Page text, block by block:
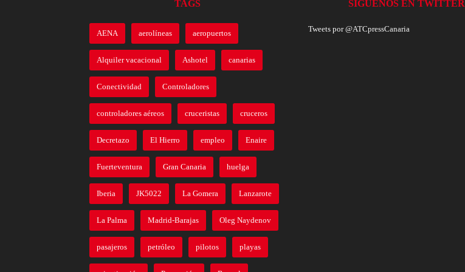
TAGS
AENA aerolíneas aeropuertos
Alquiler vacacional Ashotel canarias
Conectividad Controladores
controladores aéreos cruceristas cruceros
Decretazo El Hierro empleo Enaire
Fuerteventura Gran Canaria huelga
Iberia JK5022 La Gomera Lanzarote
La Palma Madrid-Barajas Oleg Naydenov
pasajeros petróleo pilotos playas
SÍGUENOS EN TWITTER
Tweets por @ATCpressCanaria